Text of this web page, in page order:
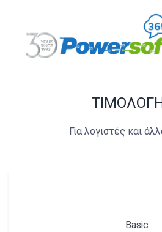
Για λογιστές και
Basic